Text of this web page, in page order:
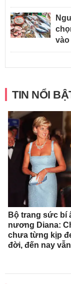
TIN NỔI
Bộ trang sức bí
nương Diana:
chưa từng kịp
đời, đến nay